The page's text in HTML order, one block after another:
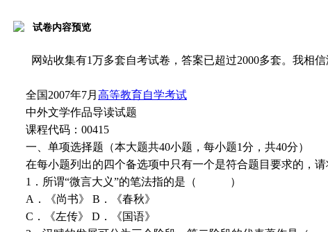
试卷内容预览
网站收集有1万多套自考试卷，答案已超过2000多套。我相
全国2007年7月 高等教育自学考试
中外文学作品导读试题
课程代码：00415
一、单项选择题（本大题共40小题，每小题1分，共40分）
在每小题列出的四个备选项中只有一个是符合题目要求的，
1．所谓“微言大义”的笔法指的是（ ）
A．《尚书》 B．《春秋》
C．《左传》 D．《国语》